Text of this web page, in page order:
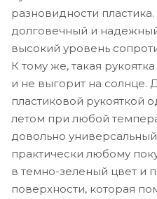
разновидности
долговечный и
высокий уровень
К тому же, такая
и не выгорит на солнце.
пластиковой рукояткой
летом при любой
довольно
практически любому
в темно-зеленый цвет и
поверхности, которая